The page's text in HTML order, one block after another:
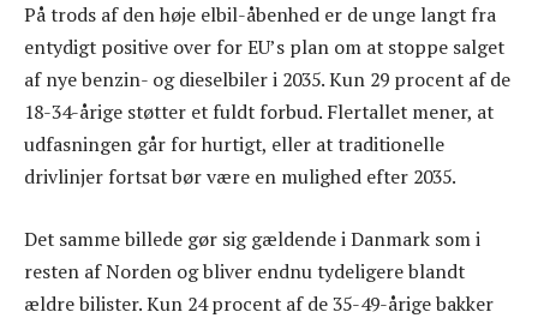
På trods af den høje elbil-åbenhed er de unge langt fra
entydigt positive over for EU’s plan om at stoppe salget
af nye benzin- og dieselbiler i 2035. Kun 29 procent af de
18-34-årige støtter et fuldt forbud. Flertallet mener, at
udfasningen går for hurtigt, eller at traditionelle
drivlinjer fortsat bør være en mulighed efter 2035.
Det samme billede gør sig gældende i Danmark som i
resten af Norden og bliver endnu tydeligere blandt
ældre bilister. Kun 24 procent af de 35-49-årige bakker